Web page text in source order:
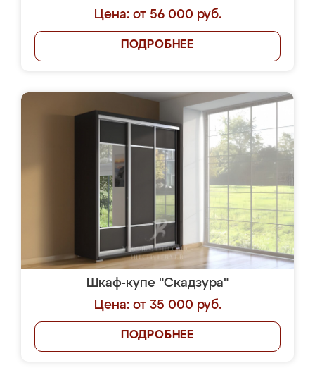
Цена: от 56 000 руб.
ПОДРОБНЕЕ
Шкаф-купе "Скадзура"
Цена: от 35 000 руб.
ПОДРОБНЕЕ